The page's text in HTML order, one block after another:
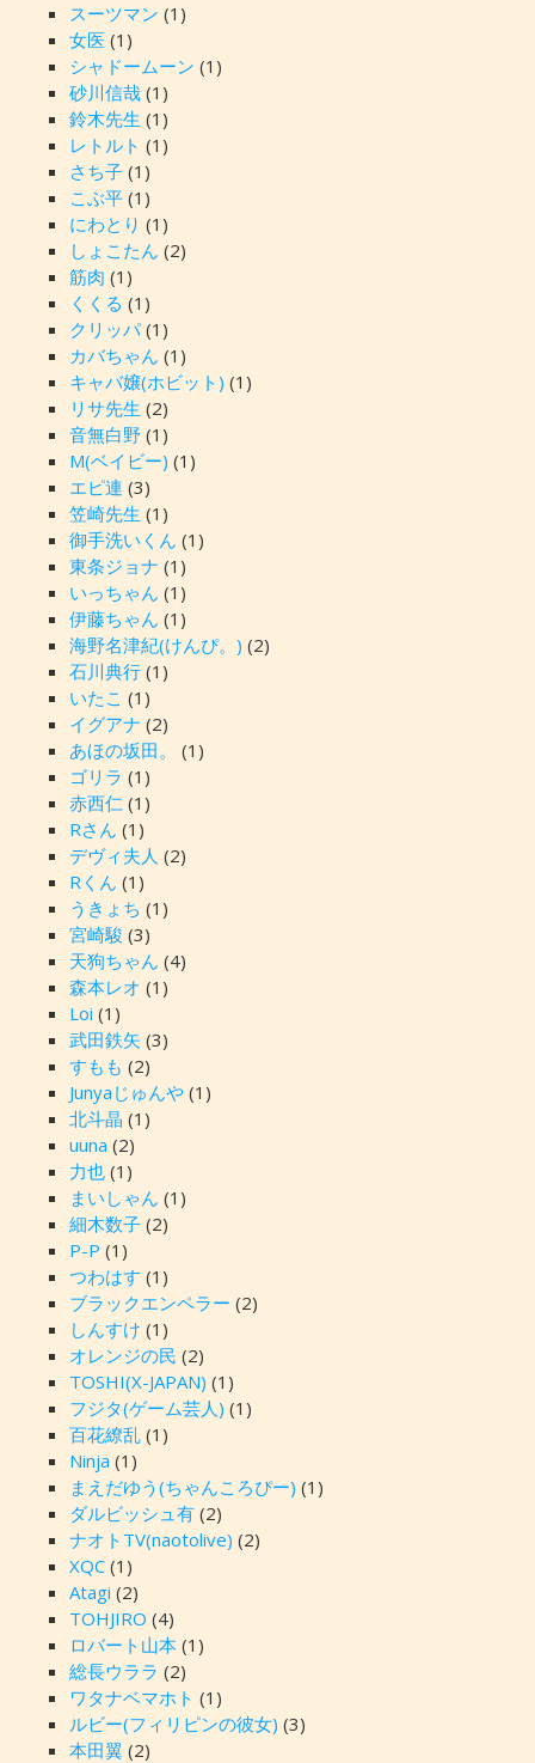
スーツマン (1)
女医 (1)
シャドームーン (1)
砂川信哉(1)
鈴木先生 (1)
レトルト (1)
さち子(1)
こぶ平(1)
にわとり (1)
しょこたん (2)
筋肉 (1)
くくる (1)
クリッパ(1)
カバちゃん (1)
キャバ嬢(ホビット) (1)
リサ先生 (2)
音無白野(1)
M(ベイビー) (1)
エピ連 (3)
笠崎先生 (1)
御手洗いくん (1)
東条ジョナ (1)
いっちゃん (1)
伊藤ちゃん (1)
海野名津紀(けんぴ。) (2)
石川典行(1)
いたこ (1)
イグアナ (2)
あほの坂田。
(1)
ゴリラ (1)
赤西仁(1)
Rさん (1)
デヴィ夫人 (2)
Rくん (1)
うきょち (1)
宮崎駿 (3)
天狗ちゃん (4)
森本レオ (1)
Loi (1)
武田鉄矢 (3)
すもも (2)
Junyaじゅんや(1)
北斗晶 (1)
uuna (2)
力也(1)
まいしゃん (1)
細木数子(2)
P-P (1)
つわはす (1)
ブラックエンペラー (2)
しんすけ (1)
オレンジの民 (2)
TOSHI(X-JAPAN) (1)
フジタ(ゲーム芸人) (1)
百花繚乱(1)
Ninja (1)
まえだゆう(ちゃんころぴー) (1)
ダルビッシュ有(2)
ナオトTV(naotolive) (2)
XQC(1)
Atagi (2)
TOHJIRO (4)
ロバート山本(1)
総長ウララ (2)
ワタナベマホト (1)
ルビー(フィリピンの彼女) (3)
本田翼(2)